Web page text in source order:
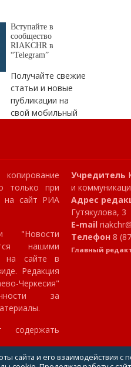
Вступайте в
сообщество
RIAKCHR в
“Telegram”
Получайте свежие
статьи и новые
публикации на
свой мобильный
только при
на сайт РИА
"Новости
нашими
на сайте в
Редакция
Черкесия"
за
содержать
Учредитель
и
Адрес
Гутякулова, 3
E-mail
Телефон 8
Главный
сайта и его взаимодействия с